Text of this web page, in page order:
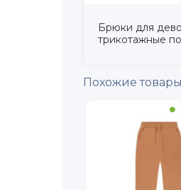
Брюки для
трикотажные
Похожие товары